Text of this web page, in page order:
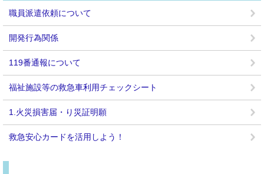
職員派遣依頼について
開発行為関係
119番通報について
福祉施設等の救急車利用チェックシート
1.火災損害届・り災証明願
救急安心カードを活用しよう！